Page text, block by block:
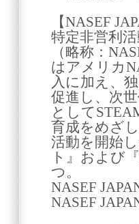
【NASEF
特定非営利
（略称：
はアメリカ
入に加え、
促進し、次
として
育成をめざ
活動を開始
ト』および
つ。
NASEF
NASEF